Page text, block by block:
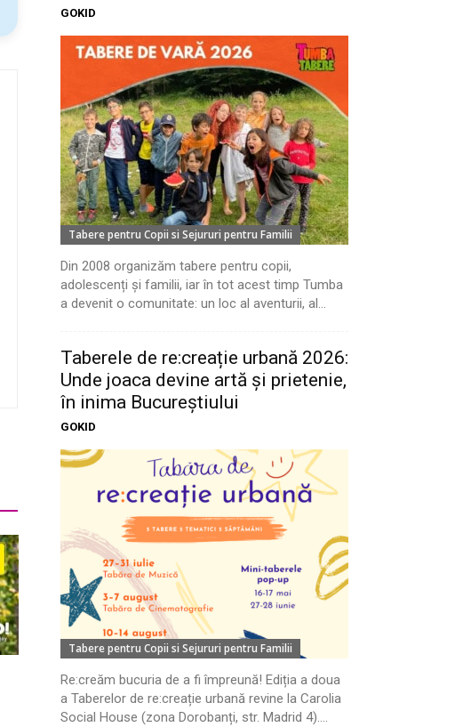
GOKID
Tabere pentru Copii si Sejururi pentru Familii
Din 2008 organizăm tabere pentru copii,
adolescenți și familii, iar în tot acest timp Tumba
a devenit o comunitate: un loc al aventurii, al...
Taberele de re:creație urbană 2026:
Unde joaca devine artă și prietenie,
în inima Bucureștiului
GOKID
Tabere pentru Copii si Sejururi pentru Familii
Re:creăm bucuria de a fi împreună! Ediția a doua
a Taberelor de re:creație urbană revine la Carolia
Social House (zona Dorobanți, str. Madrid 4)....